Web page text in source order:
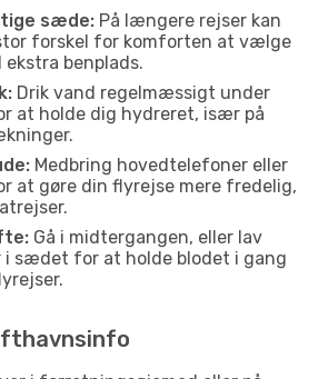
sæde: På længere rejser kan
forskel for komforten at vælge
benplads.
Drik vand regelmæssigt under
at holde dig hydreret, især på
Medbring hovedtelefoner eller
at gøre din flyrejse mere fredelig,
Gå i midtergangen, eller lav
sædet for at holde blodet i gang